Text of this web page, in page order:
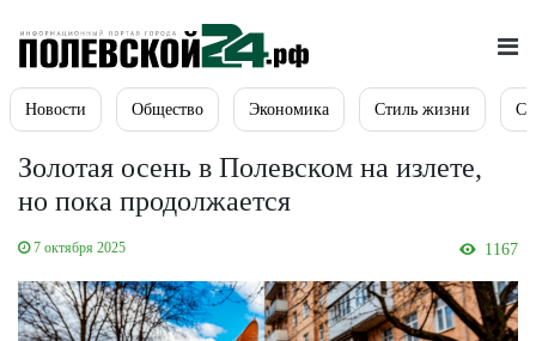
Новости Общество Экономика Стиль жизни
Золотая осень в Полевском на излете,
но пока продолжается
7 октября 2025 1167